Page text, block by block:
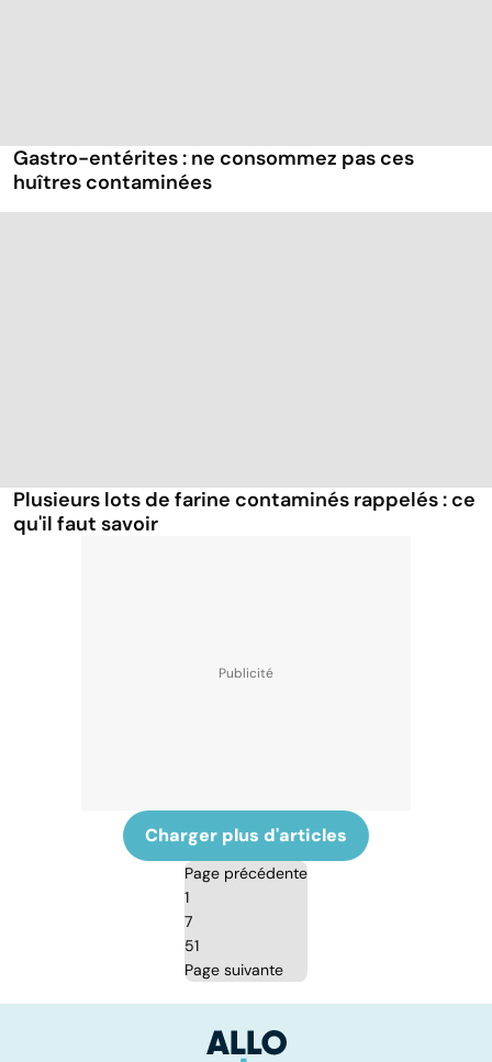
Gastro-entérites : ne consommez pas ces
huîtres contaminées
Plusieurs lots de farine contaminés rappelés : ce
qu'il faut savoir
Charger plus d'articles
Page précédente
1
7
51
Page suivante